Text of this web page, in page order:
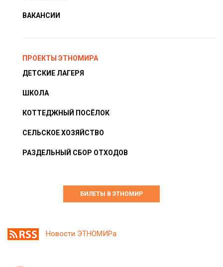
ВАКАНСИИ
ПРОЕКТЫ ЭТНОМИРА
ДЕТСКИЕ ЛАГЕРЯ
ШКОЛА
КОТТЕДЖНЫЙ ПОСЁЛОК
СЕЛЬСКОЕ ХОЗЯЙСТВО
РАЗДЕЛЬНЫЙ СБОР ОТХОДОВ
БИЛЕТЫ В ЭТНОМИР
Новости ЭТНОМИРа